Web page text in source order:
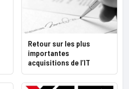
Retour sur les plus
importantes
acquisitions de l’IT